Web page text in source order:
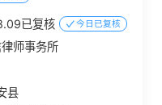
已复核 今日已复核
师事务所
县